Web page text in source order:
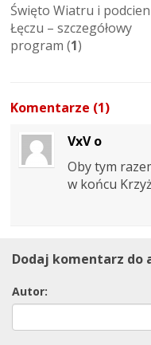
Święto Wiatru i
Łęczu – szczegółowy
program (1)
Komentarze (1)
VxV o
Oby tym
w końcu
Dodaj komentarz do
Autor: